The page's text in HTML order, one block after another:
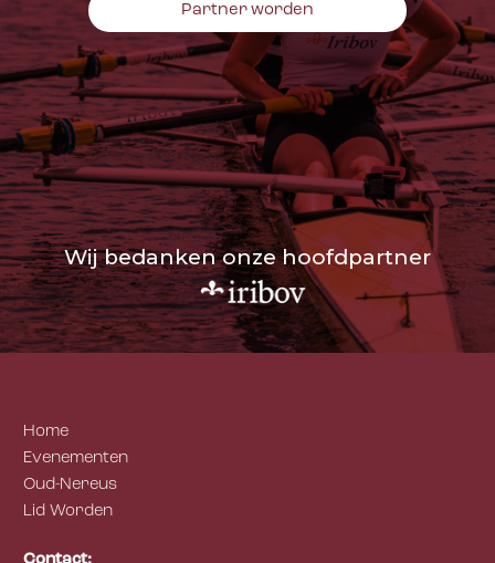
Partner worden
Wij bedanken onze hoofdpartner
Home
Evenementen
Oud-Nereus
Lid Worden